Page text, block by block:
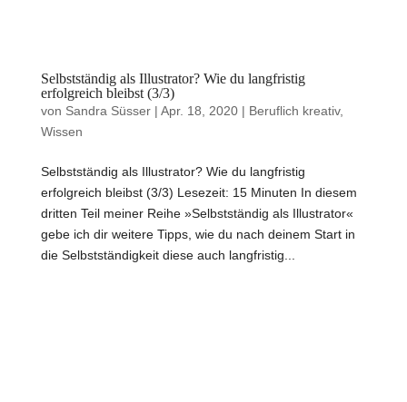
Selbstständig als Illustrator? Wie du langfristig
erfolgreich bleibst (3/3)
von Sandra Süsser| Apr. 18, 2020| Beruflich kreativ,
Wissen
Selbstständig als Illustrator? Wie du langfristig
erfolgreich bleibst (3/3) Lesezeit: 15 Minuten In diesem
dritten Teil meiner Reihe »Selbstständig als Illustrator«
gebe ich dir weitere Tipps, wie du nach deinem Start in
die Selbstständigkeit diese auch langfristig...